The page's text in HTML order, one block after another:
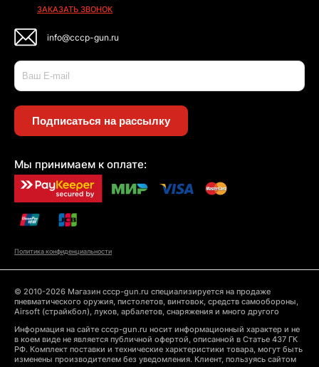
ЗАКАЗАТЬ ЗВОНОК
info@cccp-gun.ru
Подписаться на рассылку
Мы принимаем к оплате:
Политика конфиденциальности
© 2010-2026 Магазин cccp-gun.ru специализируется на продаже
пневматического оружия, пистолетов, винтовок, средств самообороны,
Airsoft (страйкбол), луков, арбалетов, снаряжения и много другого
Информация на сайте cccp-gun.ru носит информационный характер и не
в коем виде не является публичной офертой, описанной в Статье 437 ГК
РФ. Комплект поставки и технические харктеристики товара, могут быть
изменены производителем без уведомления. Клиент, пользуясь сайтом